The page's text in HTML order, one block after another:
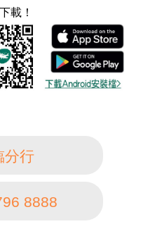
載！
分行
8888